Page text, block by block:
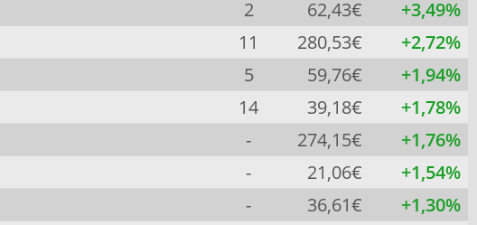
2 62,43€
+3,49%
11 280,53€
+2,72%
5 59,76€
+1,94%
14 39,18€
+1,78%
- 274,15€
+1,76%
- 21,06€
+1,54%
- 36,61€
+1,30%